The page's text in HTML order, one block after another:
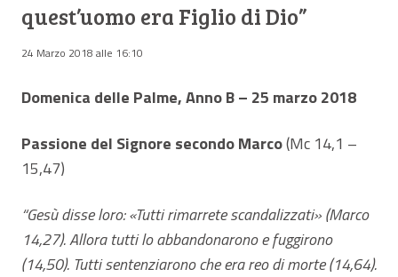
quest’uomo era Figlio di Dio”
24 Marzo 2018 alle 16:10
Domenica delle Palme, Anno B – 25 marzo 2018
Passione del Signore secondo Marco(Mc 14,1 –
15,47)
“Gesù disse loro: «Tutti rimarrete scandalizzati» (Marco
14,27). Allora tutti lo abbandonarono e fuggirono
(14,50). Tutti sentenziarono che era reo di morte (14,64).